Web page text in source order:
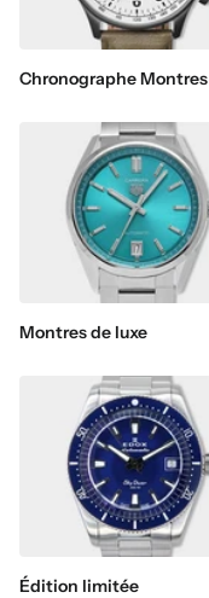
Chronographe Montres
Montres de luxe
Édition limitée